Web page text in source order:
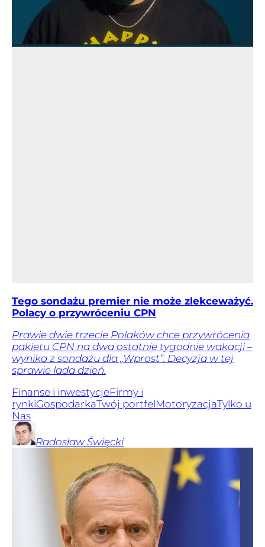
Tego sondażu premier nie może zlekceważyć.
Polacy o przywróceniu CPN
Prawie dwie trzecie Polaków chce przywrócenia
pakietu CPN na dwa ostatnie tygodnie wakacji –
wynika z sondażu dla „Wprost”. Decyzja w tej
sprawie lada dzień.
Finanse i inwestycjeFirmy i
rynkiGospodarkaTwój portfelMotoryzacjaTylko u
Nas
Radosław Święcki